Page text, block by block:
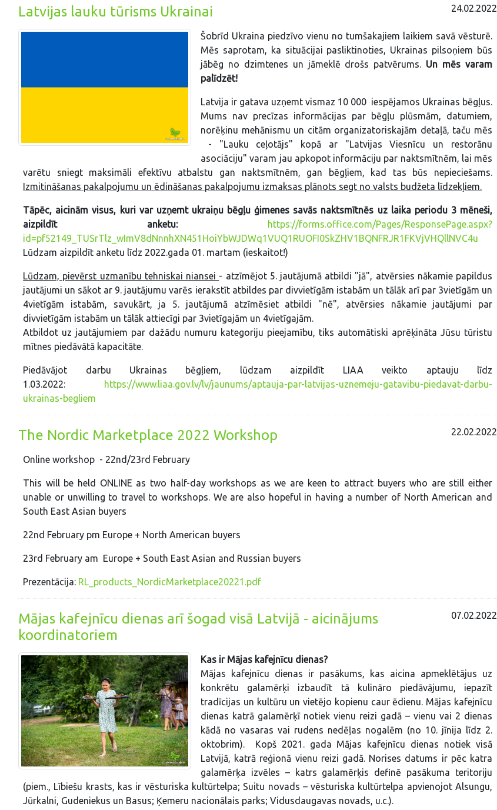
Latvijas lauku tūrisms Ukrainai 24.02.2022
Šobrīd Ukraina piedzīvo vienu no tumšakajiem laikiem savā vēsturē.
Mēs saprotam, ka situācijai pasliktinoties, Ukrainas pilsoņiem būs
jābēg no dzimtenes un jāmeklē drošs patvērums. Un mēs varam
palīdzēt!
Latvija ir gatava uzņemt vismaz 10 000 iespējamos Ukrainas bēgļus.
Mums nav precīzas informācijas par bēgļu plūsmām, datumiem,
norēķinu mehānismu un citām organizatoriskajām detaļā, taču mēs
- "Lauku ceļotājs" kopā ar "Latvijas Viesnīcu un restorānu
asociāciju" varam jau apkopot informāciju par naktsmītnēm, lai mēs
varētu sniegt maksimāli efektīvu atbalstu gan naktsmītnēm, gan bēgļiem, kad tas būs nepieciešams.
Izmitināšanas pakalpojumu un ēdināšanas pakalpojumu izmaksas plānots segt no valsts budžeta līdzekļiem.
Tāpēc, aicinām visus, kuri var uzņemt ukraiņu bēgļu ģimenes savās naktsmītnēs uz laika periodu 3 mēneši,
aizpildīt anketu:
https://forms.office.com/Pages/ResponsePage.aspx?
id=pf52149_TUSrTlz_wImV8dNnnhXN451HoiYbWJDWq1VUQ1RUOFI0SkZHV1BQNFRJR1FKVjVHQllNVC4u
Lūdzam aizpildīt anketu līdz 2022.gada 01. martam (ieskaitot!)
Lūdzam, pievērst uzmanību tehniskai niansei - atzīmējot 5. jautājumā atbildi "jā", atvērsies nākamie papildus
jautājumi un sākot ar 9. jautājumu varēs ierakstīt atbildes par divvietīgām istabām un tālāk arī par 3vietīgām un
4vietīgām istabām, savukārt, ja 5. jautājumā atzīmēsiet atbildi "nē", atvērsies nākamie jautājumi par
divvietīgām istabām un tālāk attiecīgi par 3vietīgajām un 4vietīgajām.
Atbildot uz jautājumiem par dažādu numuru kategoriju pieejamību, tiks automātiski aprēķināta Jūsu tūristu
mītnes piedāvātā kapacitāte.
Piedāvājot darbu Ukrainas bēgļiem, lūdzam aizpildīt LIAA veikto aptauju līdz
1.03.2022:
https://www.liaa.gov.lv/lv/jaunums/aptauja-par-latvijas-uznemeju-gatavibu-piedavat-darbu-
ukrainas-begliem
The Nordic Marketplace 2022 Workshop 22.02.2022
Online workshop - 22nd/23rd February
This will be held ONLINE as two half-day workshops as we are keen to attract buyers who are still either
unable or unwilling to travel to workshops. We are also hopeful in having a number of North American and
South East Asian buyers
22nd February pm Europe + North American buyers
23rd February am Europe + South East Asian and Russian buyers
Prezentācija: RL_products_NordicMarketplace20221.pdf
Mājas kafejnīcu dienas arī šogad visā Latvijā - aicinājums
koordinatoriem
07.02.2022
Kas ir Mājas kafejnīcu dienas?
Mājas kafejnīcu dienas ir pasākums, kas aicina apmeklētājus uz
konkrētu galamērķi izbaudīt tā kulināro piedāvājumu, iepazīt
tradīcijas un kultūru un vietējo kopienu caur ēdienu. Mājas kafejnīcu
dienas katrā galamērķī notiek vienu reizi gadā – vienu vai 2 dienas
kādā no vasaras vai rudens nedēļas nogalēm (no 10. jīnija līdz 2.
oktobrim). Kopš 2021. gada Mājas kafejnīcu dienas notiek visā
Latvijā, katrā reģionā vienu reizi gadā. Norises datums ir pēc katra
galamērķa izvēles – katrs galamērķis definē pasākuma teritoriju
(piem., Lībiešu krasts, kas ir vēsturiska kultūrtelpa; Suitu novads – vēsturiska kultūrtelpa apvienojot Alsungu,
Jūrkalni, Gudeniekus un Basus; Ķemeru nacionālais parks; Vidusdaugavas novads, u.c.).